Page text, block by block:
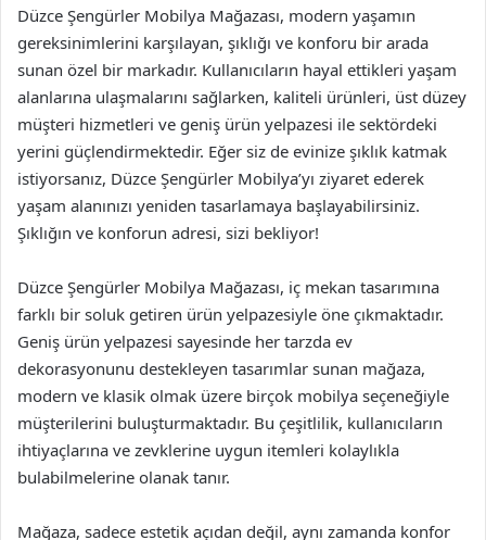
Düzce Şengürler Mobilya Mağazası, modern yaşamın
gereksinimlerini karşılayan, şıklığı ve konforu bir arada
sunan özel bir markadır. Kullanıcıların hayal ettikleri yaşam
alanlarına ulaşmalarını sağlarken, kaliteli ürünleri, üst düzey
müşteri hizmetleri ve geniş ürün yelpazesi ile sektördeki
yerini güçlendirmektedir. Eğer siz de evinize şıklık katmak
istiyorsanız, Düzce Şengürler Mobilya’yı ziyaret ederek
yaşam alanınızı yeniden tasarlamaya başlayabilirsiniz.
Şıklığın ve konforun adresi, sizi bekliyor!
Düzce Şengürler Mobilya Mağazası, iç mekan tasarımına
farklı bir soluk getiren ürün yelpazesiyle öne çıkmaktadır.
Geniş ürün yelpazesi sayesinde her tarzda ev
dekorasyonunu destekleyen tasarımlar sunan mağaza,
modern ve klasik olmak üzere birçok mobilya seçeneğiyle
müşterilerini buluşturmaktadır. Bu çeşitlilik, kullanıcıların
ihtiyaçlarına ve zevklerine uygun itemleri kolaylıkla
bulabilmelerine olanak tanır.
Mağaza, sadece estetik açıdan değil, aynı zamanda konfor